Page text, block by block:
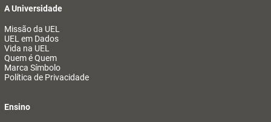
A Universidade
Missão da UEL
UEL em Dados
Vida na UEL
Quem é Quem
Marca Símbolo
Política de Privacidade
Ensino